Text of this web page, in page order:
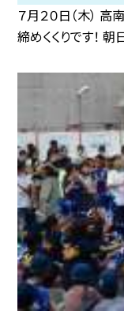
７月２０日（木）
締めくくりです！ 朝